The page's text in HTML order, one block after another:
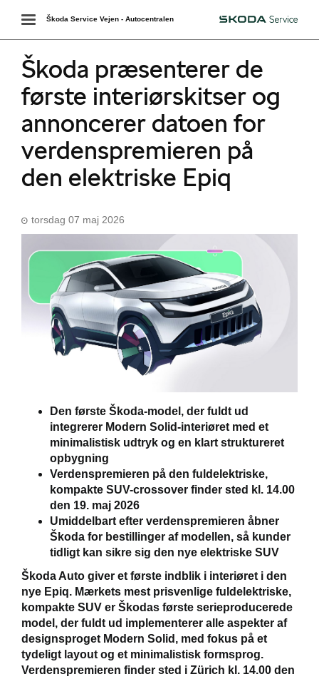
Danmarks
Toggle
navigation
Škoda
Škoda Service Vejen - Autocentralen
Škoda præsenterer de
første interiørskitser og
annoncerer datoen for
verdenspremieren på
den elektriske Epiq
torsdag 07 maj 2026
Den første Škoda-model, der fuldt ud
integrerer Modern Solid-interiøret med et
minimalistisk udtryk og en klart struktureret
opbygning
Verdenspremieren på den fuldelektriske,
kompakte SUV-crossover finder sted kl. 14.00
den 19. maj 2026
Umiddelbart efter verdenspremieren åbner
Škoda for bestillinger af modellen, så kunder
tidligt kan sikre sig den nye elektriske SUV
Škoda Auto giver et første indblik i interiøret i den
nye Epiq. Mærkets mest prisvenlige fuldelektriske,
kompakte SUV er Škodas første serieproducerede
model, der fuldt ud implementerer alle aspekter af
designsproget Modern Solid, med fokus på et
tydeligt layout og et minimalistisk formsprog.
Verdenspremieren finder sted i Zürich kl. 14.00 den